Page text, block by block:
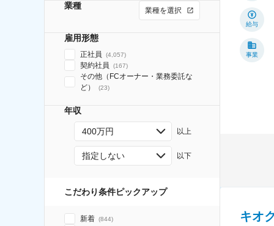
業種 業種を選択
雇用形態
正社員 (4,057)
契約社員 (167)
その他（FCオーナー・業務委託な
ど）
(23)
年収
400万円 以上
指定しない 以下
こだわり条件ピックアップ
新着 (844)
給与
事業
キオ